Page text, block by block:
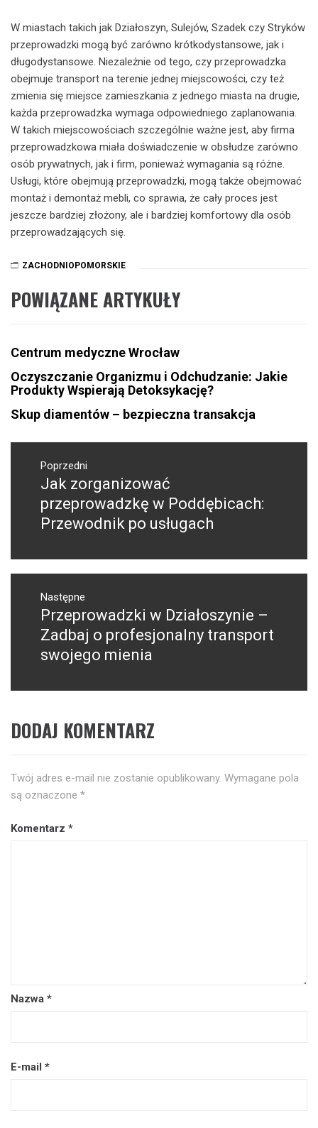
W miastach takich jak Działoszyn, Sulejów, Szadek czy Stryków
przeprowadzki mogą być zarówno krótkodystansowe, jak i
długodystansowe. Niezależnie od tego, czy przeprowadzka
obejmuje transport na terenie jednej miejscowości, czy też
zmienia się miejsce zamieszkania z jednego miasta na drugie,
każda przeprowadzka wymaga odpowiedniego zaplanowania.
W takich miejscowościach szczególnie ważne jest, aby firma
przeprowadzkowa miała doświadczenie w obsłudze zarówno
osób prywatnych, jak i firm, ponieważ wymagania są różne.
Usługi, które obejmują przeprowadzki, mogą także obejmować
montaż i demontaż mebli, co sprawia, że cały proces jest
jeszcze bardziej złożony, ale i bardziej komfortowy dla osób
przeprowadzających się.
ZACHODNIOPOMORSKIE
POWIĄZANE ARTYKUŁY
Centrum medyczne Wrocław
Oczyszczanie Organizmu i Odchudzanie: Jakie
Produkty Wspierają Detoksykację?
Skup diamentów – bezpieczna transakcja
Nawigacja
wpisuPoprzedni
Poprzedni
wpis:
Jak zorganizować
przeprowadzkę w Poddębicach:
Przewodnik po usługach
Następne
Następny
post:
Przeprowadzki w Działoszynie –
Zadbaj o profesjonalny transport
swojego mienia
DODAJ KOMENTARZ
Twój adres e-mail nie zostanie opublikowany. Wymagane pola
są oznaczone *
Komentarz *
Nazwa *
E-mail *